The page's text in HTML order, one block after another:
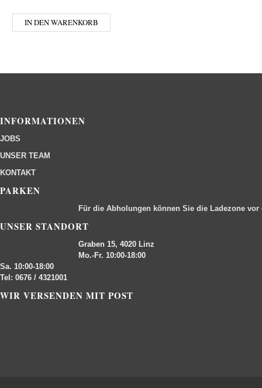
IN DEN WARENKORB
INFORMATIONEN
JOBS
UNSER TEAM
KONTAKT
PARKEN
Für die Abholungen können Sie die Ladezone
UNSER STANDORT
Graben 15, 4020 Linz
Mo.-Fr. 10:00-18:00
Sa. 10:00-18:00
Tel: 0676 / 4321001
WIR VERSENDEN MIT POST